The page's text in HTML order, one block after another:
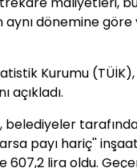
aynı dönemine
Kurumu (TÜİK),
açıkladı.
belediyeler
payı hariç''
607,2 lira oldu.